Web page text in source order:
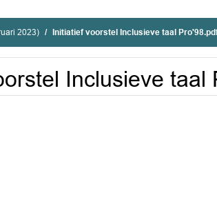
2023) Initiatief voorstel Inclusieve taal
Inclusieve taal